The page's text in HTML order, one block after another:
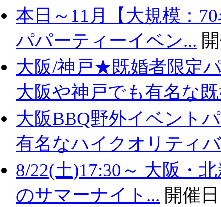
本日～11月【大規模：
パパーティーイベン...
大阪/神戸★既婚者限定
大阪や神戸でも有名な
大阪BBQ野外イベント
有名なハイクオリティ
8/22(土)17:30～ 大阪・
のサマーナイト... 開催